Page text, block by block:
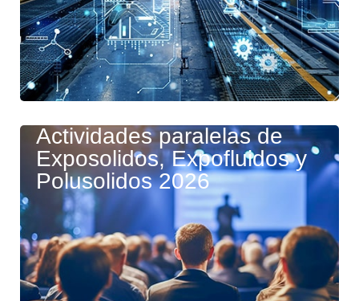
Actividades paralelas de
Exposolidos, Expofluidos y
Polusolidos 2026